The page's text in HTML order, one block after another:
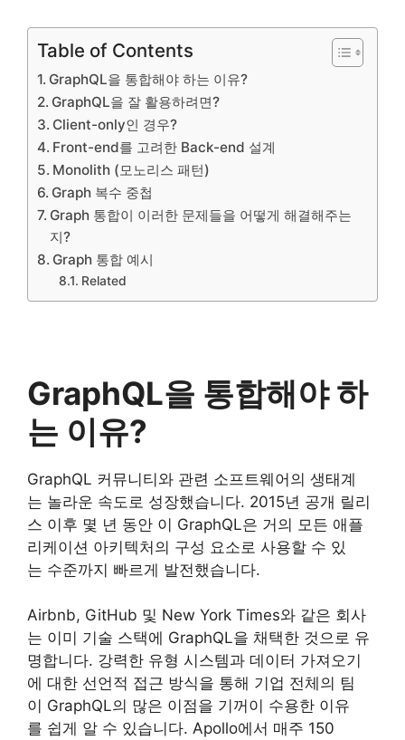
Table of Contents
GraphQL을 통합해야 하는 이유?
GraphQL을 잘 활용하려면?
Client-only인 경우?
Front-end를 고려한 Back-end 설계
Monolith (모노리스 패턴)
Graph 복수 중첩
Graph 통합이 이러한 문제들을 어떻게 해결해주는
지?
Graph 통합 예시
Related
GraphQL을 통합해야 하
는 이유?
GraphQL 커뮤니티와 관련 소프트웨어의 생태계
는 놀라운 속도로 성장했습니다. 2015년 공개 릴리
스 이후 몇 년 동안 이 GraphQL은 거의 모든 애플
리케이션 아키텍처의 구성 요소로 사용할 수 있
는 수준까지 빠르게 발전했습니다.
Airbnb, GitHub 및 New York Times와 같은 회사
는 이미 기술 스택에 GraphQL을 채택한 것으로 유
명합니다. 강력한 유형 시스템과 데이터 가져오기
에 대한 선언적 접근 방식을 통해 기업 전체의 팀
이 GraphQL의 많은 이점을 기꺼이 수용한 이유
를 쉽게 알 수 있습니다. Apollo에서 매주 150